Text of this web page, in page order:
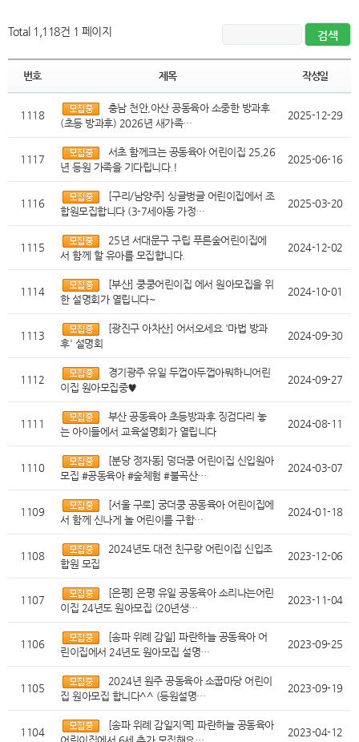
Total 1,118건 1 페이지
번호 제목 작성일
1118
충남 천안,아산 공동육아 소중한 방과후
(초등 방과후) 2026년 새가족…
2025-12-29
1117
서초 함께크는 공동육아 어린이집 25,26
년 등원 가족을 기다립니다.!
2025-06-16
1116
[구리/남양주] 싱글벙글 어린이집에서 조
합원모집합니다 (3-7세아동 가정…
2025-03-20
1115
25년 서대문구 구립 푸른숲어린이집에
서 함께 할 유아를 모집합니다.
2024-12-02
1114
[부산] 쿵쿵어린이집 에서 원아모집을 위
한 설명회가 열립니다~
2024-10-01
1113
[광진구 아차산] 어서오세요 '마법 방과
후' 설명회
2024-09-30
1112
경기광주 유일 두껍아두껍아뭐하니어린
이집 원아모집중♥
2024-09-27
1111
부산 공동육아 초등방과후 징검다리 놓
는 아이들에서 교육설명회가 열립니다
2024-08-11
1110
[분당 정자동] 덩더쿵 어린이집 신입원아
모집 #공동육아 #숲체험 #불곡산…
2024-03-07
1109
[서울 구로] 궁더쿵 공동육아 어린이집에
서 함께 신나게 놀 어린이를 구합…
2024-01-18
1108
2024년도 대전 친구랑 어린이집 신입조
합원 모집
2023-12-06
1107
[은평] 은평 유일 공동육아 소리나는어린
이집 24년도 원아모집 (20년생…
2023-11-04
1106
[송파 위례 감일] 파란하늘 공동육아 어
린이집에서 24년도 원아모집 설명…
2023-09-25
1105
2024년 원주 공동육아 소꿉마당 어린이
집 원아모집 합니다^^ (등원설명…
2023-09-19
1104
[송파 위례 감일지역] 파란하늘 공동육아
2023-04-12